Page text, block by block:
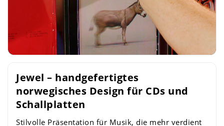
Jewel – handgefertigtes
norwegisches Design für CDs und
Schallplatten
Stilvolle Präsentation für Musik, die mehr verdient